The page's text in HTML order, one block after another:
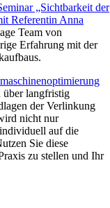
„Sichtbarkeit der
Referentin Anna
Team von
Erfahrung mit der
über langfristig
der Verlinkung
nicht nur
auf die
Sie diese
zu stellen und Ihr